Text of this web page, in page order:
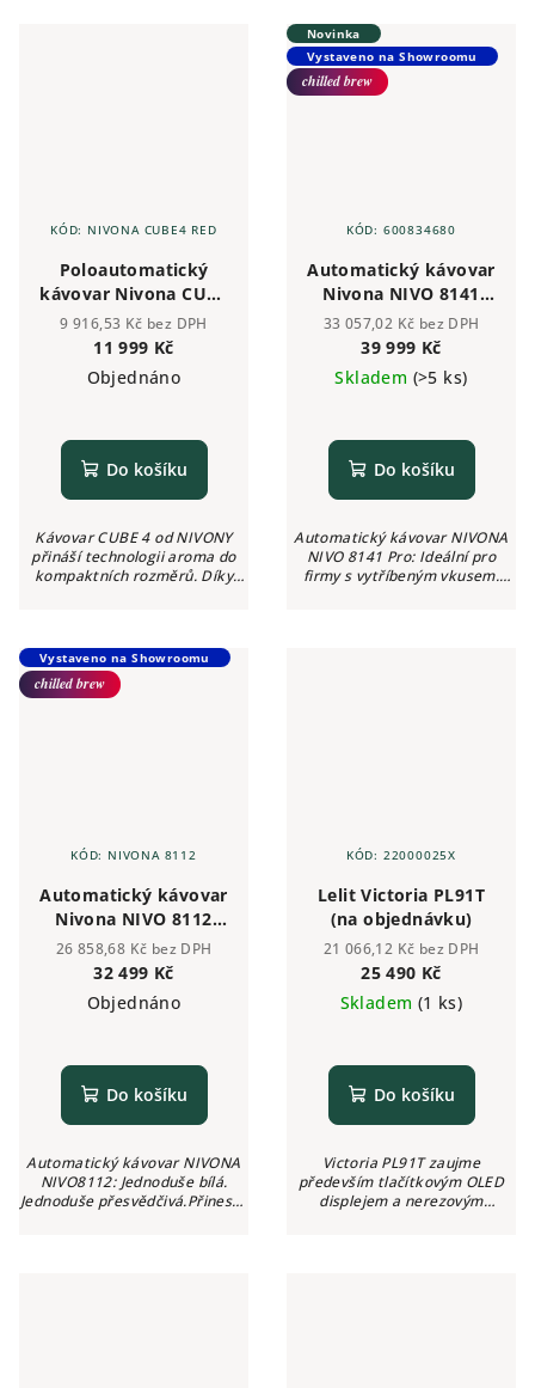
Kávovar,...
Poloautomatický
kávovar Nivona CUBE
4 RED
9 916,53 Kč bez DPH
11 999 Kč
Objednáno
Do košíku
Kávovar CUBE 4 od NIVONY
přináší technologii aroma do
kompaktních rozměrů. Díky
Kávovar,...
KÓD: NIVONA CUBE4 RED
Novinka
Vystaveno na Showroomu
chilled brew
Automatický kávovar
Nivona NIVO 8141
Hot-Cold Coffee Pro
33 057,02 Kč bez DPH
39 999 Kč
Skladem (>5 ks)
Do košíku
Automatický kávovar NIVONA
NIVO 8141 Pro: Ideální pro
firmy s vytříbeným vkusem.
KÓD: 600834680
Vystaveno na Showroomu
chilled brew
Automatický kávovar
Nivona NIVO 8112
Hot-Cold
26 858,68 Kč bez DPH
32 499 Kč
Objednáno
Do košíku
Automatický kávovar NIVONA
NIVO8112: Jednoduše bílá.
Jednoduše přesvědčivá.Přineste
KÓD: NIVONA 8112
Lelit Victoria PL91T
(na objednávku)
21 066,12 Kč bez DPH
25 490 Kč
Skladem (1 ks)
Do košíku
Victoria PL91T zaujme
především tlačítkovým OLED
displejem a nerezovým
KÓD: 22000025X